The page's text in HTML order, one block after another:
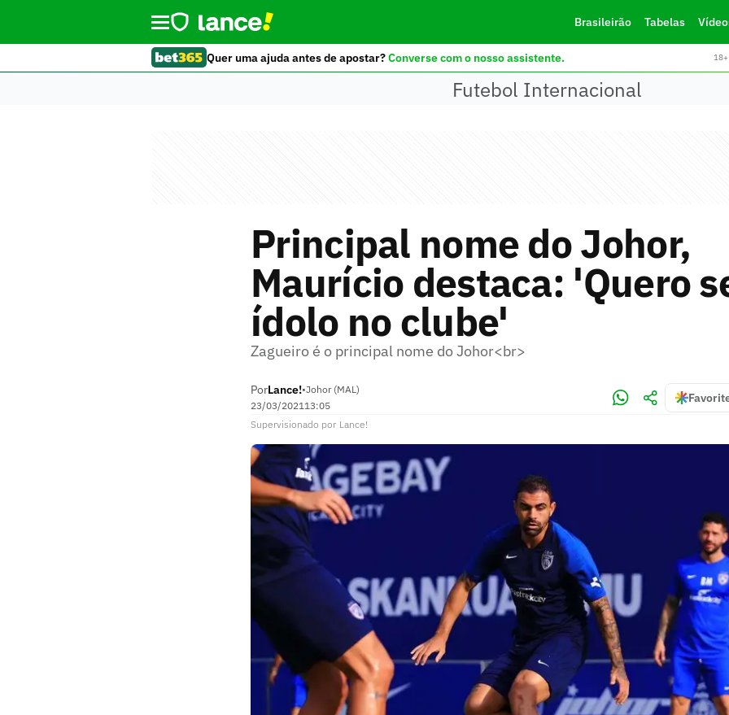
Brasileirão Tabelas
Quer uma ajuda antes de apostar?Converse com o nosso assistente.
Futebol Internacional
Principal nome do Johor,
Maurício destaca: 'Quero
ídolo no clube'
Zagueiro é o principal nome do Johor<br>
PorLance!•Johor (MAL)
23/03/202113:05
Supervisionado por Lance!